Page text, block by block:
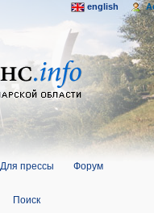
Для прессы Форум
Поиск
english